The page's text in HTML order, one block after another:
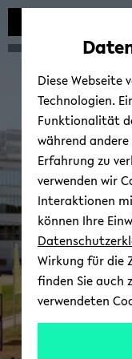
Diese Webseite
Technologien.
Funktionalität
während
Erfahrung zu
verwenden wir
Interaktionen
können Ihre
Wirkung für die
finden Sie auch
verwendeten